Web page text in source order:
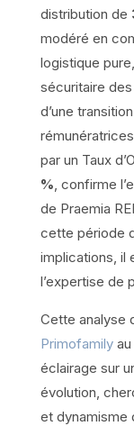
distribution de
modéré en
logistique
sécuritaire
d’une
par un Taux
% , confirme
de Praemia
cette période
implications, il
l’expertise de
Cette analyse
Primofamilyau
éclairage sur
évolution,
et dynamisme